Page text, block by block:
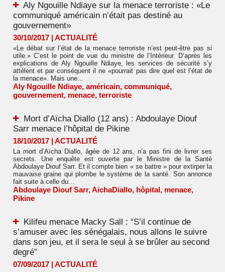
Aly Ngouille Ndiaye sur la menace terroriste : «Le
communiqué américain n’était pas destiné au
gouvernement»
30/10/2017 | ACTUALITÉ
«Le débat sur l’état de la menace terroriste n’est peut-être pas si
utile.» C’est le point de vue du ministre de l’Intérieur. D’après les
explications de Aly Ngouille Ndiaye, les services de sécurité s’y
attèlent et par conséquent il ne «pourrait pas dire quel est l’état de
la menace». Mais une...
Aly Ngouille Ndiaye, américain, communiqué,
gouvernement, menace, terroriste
Mort d’Aïcha Diallo (12 ans) : Abdoulaye Diouf
Sarr menace l’hôpital de Pikine
18/10/2017 | ACTUALITÉ
La mort d’Aïcha Diallo, âgée de 12 ans, n’a pas fini de livrer ses
secrets. Une enquête est ouverte par le Ministre de la Santé
Abdoulaye Diouf Sarr. Et il compte bien « se battre » pour extirper la
mauvaise graine qui plombe le système de la santé. Son annonce
fait suite à celle du...
Abdoulaye Diouf Sarr,AichaDiallo, hôpital, menace,
Pikine
Kilifeu menace Macky Sall : “S’il continue de
s’amuser avec les sénégalais, nous allons le suivre
dans son jeu, et il sera le seul à se brûler au second
degré”
07/09/2017 | ACTUALITÉ